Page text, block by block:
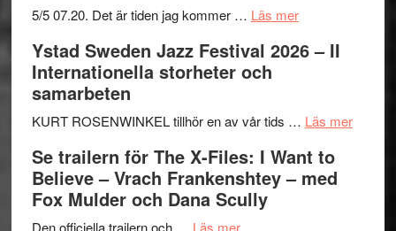
5/5 07.20. Det är tiden jag kommer … Läs merom
Håkan
Huskvarna
Park
–
Ystad Sweden Jazz Festival 2026 – II
Internationella storheter och
samarbeten
KURT ROSENWINKEL tillhör en av vår tids … Läs merom
Se trailern för The X-Files: I Want to
Believe – Vrach Frankenshtey – med
Fox Mulder och Dana Scully
Den officiella trailern och … Läs merom